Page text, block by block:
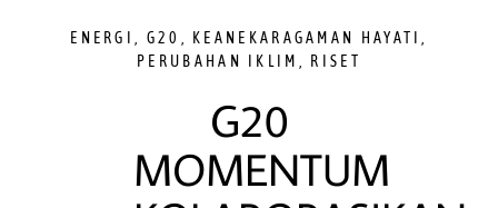
ENERGI G20 KEANEKARAGAMAN HAYATI
PERUBAHAN IKLIM
RISET
G20
MOMENTUM